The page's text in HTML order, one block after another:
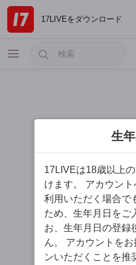
17LIVEをダウンロード
人気
新人
ゲ
スペ
男性
生
17LIVEは18歳以上
けます。 アカウン
利用いただく場合で
ため、生年月日をご
お、生年月日の登録
ん。 アカウントを
ンいただくことを